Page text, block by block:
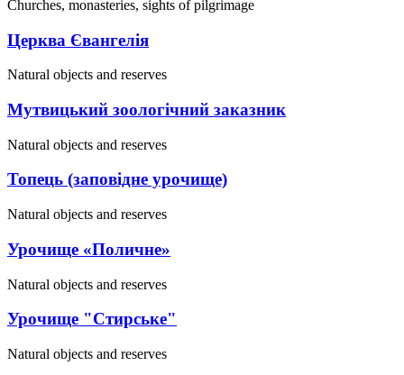
Churches, monasteries, sights of pilgrimage
Церква Євангелія
Natural objects and reserves
Мутвицький зоологічний заказник
Natural objects and reserves
Топець (заповідне урочище)
Natural objects and reserves
Урочище «Поличне»
Natural objects and reserves
Урочище "Стирське"
Natural objects and reserves